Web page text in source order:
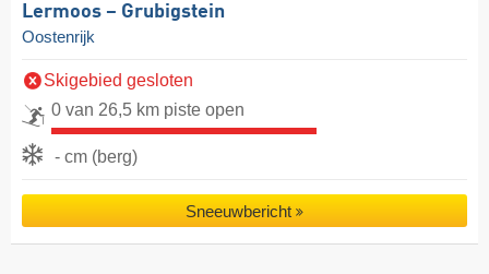
Lermoos – Grubigstein
Oostenrijk
Skigebied gesloten
0 van 26,5 km piste open
- cm (berg)
Sneeuwbericht